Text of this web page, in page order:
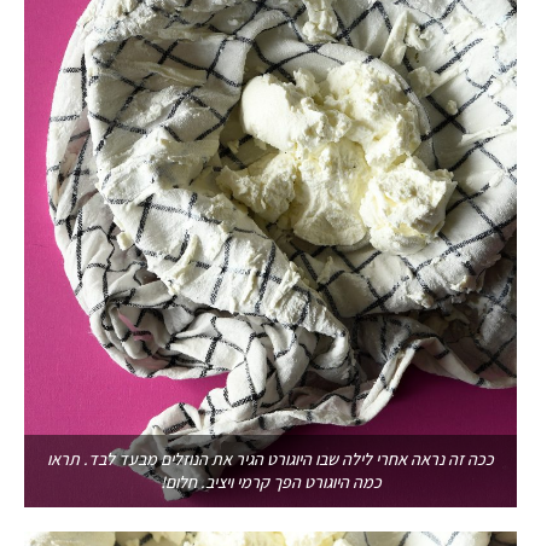
ככה זה נראה אחרי לילה שבו היוגורט הגיר את הנוזלים מבעד לבד. תראו
כמה היוגורט הפך קרמי ויציב. חלום!